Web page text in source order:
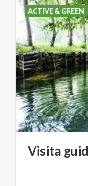
Visita
ACTIVE & GREEN